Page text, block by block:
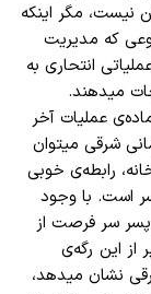
نیست، مگر اینکه
که مدیریت
انتحاری به
میدهند.
ی عملیات آخر
شرقی میتوان
رابطهی خوبی
است. با وجود
پسر سر فرصت از
از این رگهی
نشان میدهد،